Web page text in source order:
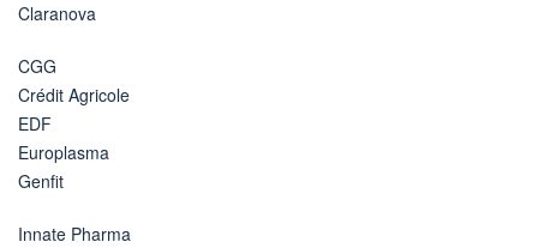
Claranova
CGG
Crédit Agricole
EDF
Europlasma
Genfit
Innate Pharma